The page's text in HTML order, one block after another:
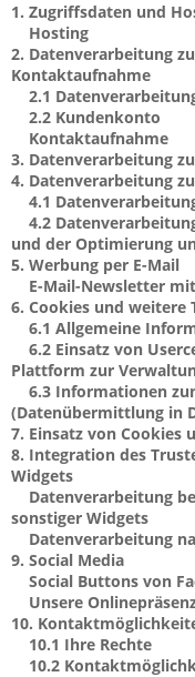
1. Zugriffsdaten und
Hosting
2. Datenverarbeitung
Kontaktaufnahme
2.1
2.2 Kundenkonto
Kontaktaufnahme
3. Datenverarbeitung
4. Datenverarbeitung
4.1
4.2
und der Optimierung
5. Werbung per E-Mail
E-Mail-Newsletter
6. Cookies und weitere
6.1 Allgemeine
6.2 Einsatz von
Plattform zur
6.3 Informationen
(Datenübermittlung in
7. Einsatz von Cookies
8. Integration des
Widgets
Datenverarbeitung
sonstiger Widgets
Datenverarbeitung
9. Social Media
Social Buttons von
Unsere
10.
10.1 Ihre Rechte
10.2